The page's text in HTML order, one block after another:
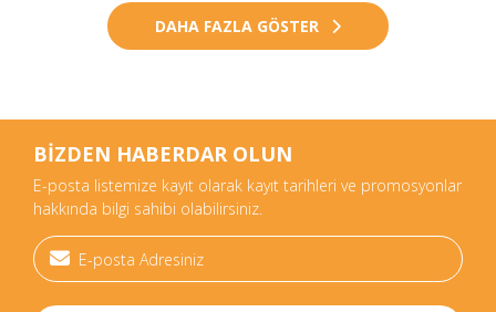
DAHA FAZLA GÖSTER
BİZDEN HABERDAR OLUN
E-posta listemize kayıt olarak kayıt tarihleri ve promosyonlar
hakkında bilgi sahibi olabilirsiniz.